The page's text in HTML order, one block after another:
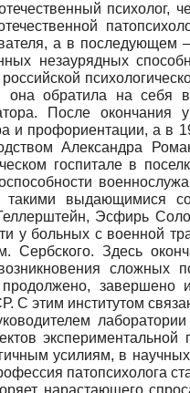
психолог,
а в
незаурядных
обратила на себя
После
и профориентации, а в
Александра
госпитале в
такими выдающимися
Эсфирь
у больных с военной
Сербского. Здесь
этим институтом
усилиям, в
патопсихолога